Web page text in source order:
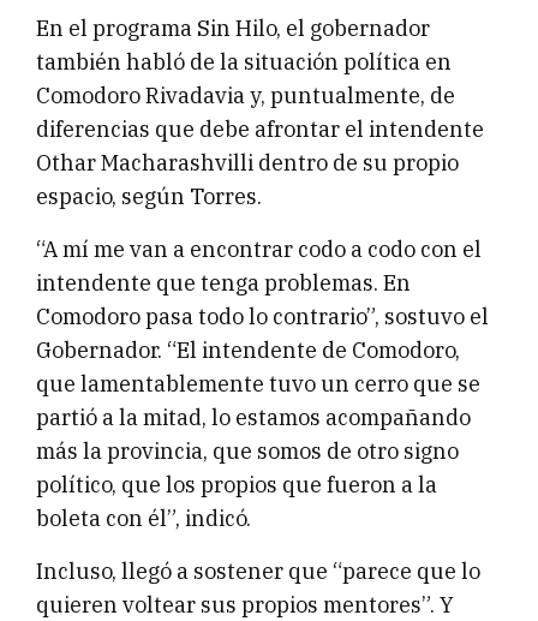
En el programa Sin Hilo, el gobernador
también habló de la situación política en
Comodoro Rivadavia y, puntualmente, de
diferencias que debe afrontar el intendente
Othar Macharashvilli dentro de su propio
espacio, según Torres.
“A mí me van a encontrar codo a codo con el
intendente que tenga problemas. En
Comodoro pasa todo lo contrario”, sostuvo el
Gobernador. “El intendente de Comodoro,
que lamentablemente tuvo un cerro que se
partió a la mitad, lo estamos acompañando
más la provincia, que somos de otro signo
político, que los propios que fueron a la
boleta con él”, indicó.
Incluso, llegó a sostener que “parece que lo
quieren voltear sus propios mentores”. Y